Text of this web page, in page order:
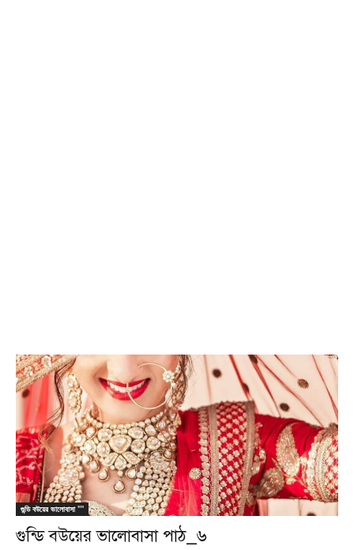
গুন্ডি বউয়ের ভালোবাসা ""
গুন্ডি বউয়ের ভালোবাসা পাঠ_৬